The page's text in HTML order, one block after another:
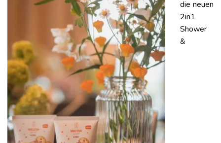
die neuen
2in1
Shower
&